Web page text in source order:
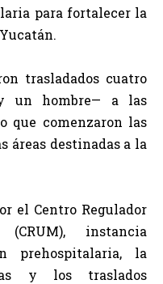
para fortalecer la
trasladados cuatro
un hombre— a las
que comenzaron las
áreas destinadas a la
el Centro Regulador
instancia
prehospitalaria, la
y los traslados